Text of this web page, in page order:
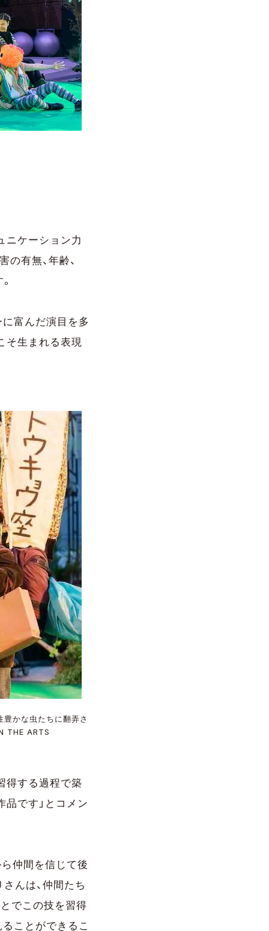
ニケーション力
有無、年齢、
に富んだ演目を多
そ生まれる表現
豊かな虫たちに翻弄さ
THE ARTS
得する過程で築
です」とコメン
仲間を信じて後
んは、仲間たち
でこの技を習得
ことができるこ